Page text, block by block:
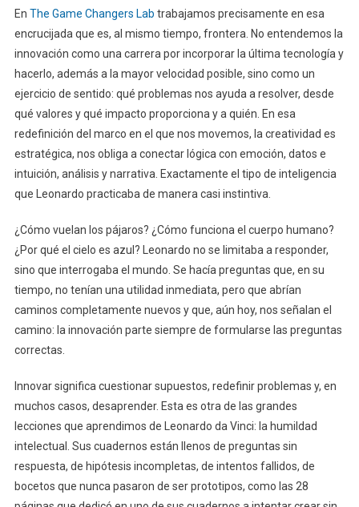
En The Game Changers Lab trabajamos precisamente en esa
encrucijada que es, al mismo tiempo, frontera. No entendemos la
innovación como una carrera por incorporar la última tecnología y
hacerlo, además a la mayor velocidad posible, sino como un
ejercicio de sentido: qué problemas nos ayuda a resolver, desde
qué valores y qué impacto proporciona y a quién. En esa
redefinición del marco en el que nos movemos, la creatividad es
estratégica, nos obliga a conectar lógica con emoción, datos e
intuición, análisis y narrativa. Exactamente el tipo de inteligencia
que Leonardo practicaba de manera casi instintiva.
¿Cómo vuelan los pájaros? ¿Cómo funciona el cuerpo humano?
¿Por qué el cielo es azul? Leonardo no se limitaba a responder,
sino que interrogaba el mundo. Se hacía preguntas que, en su
tiempo, no tenían una utilidad inmediata, pero que abrían
caminos completamente nuevos y que, aún hoy, nos señalan el
camino: la innovación parte siempre de formularse las preguntas
correctas.
Innovar significa cuestionar supuestos, redefinir problemas y, en
muchos casos, desaprender. Esta es otra de las grandes
lecciones que aprendimos de Leonardo da Vinci: la humildad
intelectual. Sus cuadernos están llenos de preguntas sin
respuesta, de hipótesis incompletas, de intentos fallidos, de
bocetos que nunca pasaron de ser prototipos, como las 28